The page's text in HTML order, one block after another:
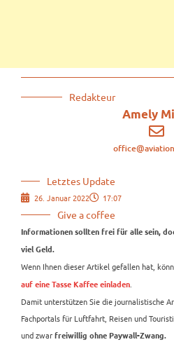
Redakteur
Amely
Letztes Update
26. Januar 2022 17:07
Give a coffee
Informationen sollten frei für alle sein,
viel Geld.
Wenn Ihnen dieser Artikel gefallen hat,
auf eine Tasse Kaffee einladen.
Damit unterstützen Sie die journalistische
Fachportals für Luftfahrt, Reisen und
und zwar freiwillig ohne Paywall-Zwang.